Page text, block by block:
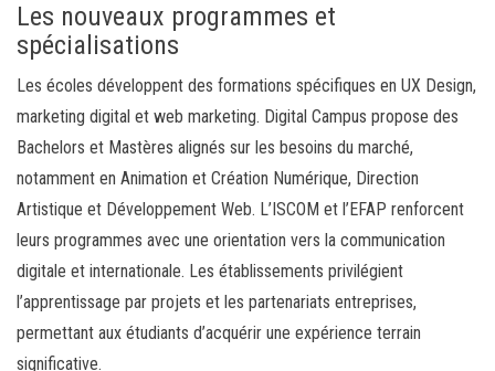
Les nouveaux programmes et
spécialisations
Les écoles développent des formations spécifiques en UX Design,
marketing digital et web marketing. Digital Campus propose des
Bachelors et Mastères alignés sur les besoins du marché,
notamment en Animation et Création Numérique, Direction
Artistique et Développement Web. L’ISCOM et l’EFAP renforcent
leurs programmes avec une orientation vers la communication
digitale et internationale. Les établissements privilégient
l’apprentissage par projets et les partenariats entreprises,
permettant aux étudiants d’acquérir une expérience terrain
significative.